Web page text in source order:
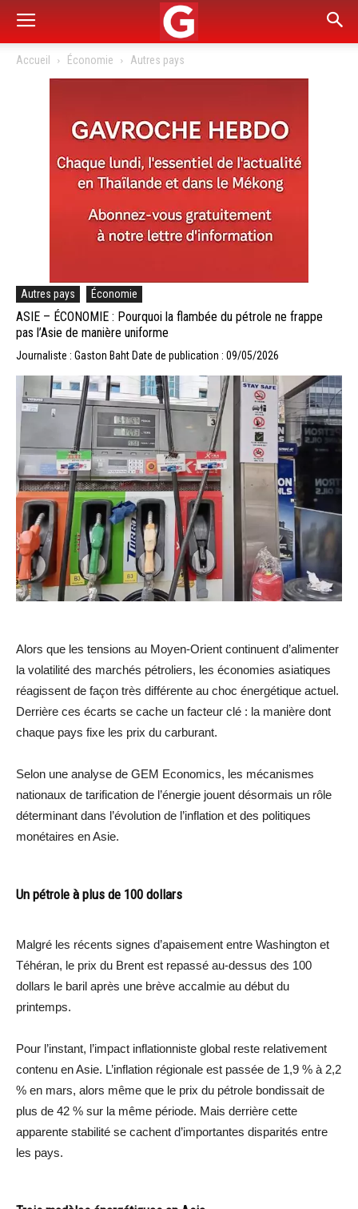
Accueil Économie Autres pays
Autres pays Économie
ASIE – ÉCONOMIE : Pourquoi la flambée du pétrole ne frappe
pas l’Asie de manière uniforme
Journaliste : Gaston Baht Date de publication : 09/05/2026
Alors que les tensions au Moyen-Orient continuent d’alimenter
la volatilité des marchés pétroliers, les économies asiatiques
réagissent de façon très différente au choc énergétique actuel.
Derrière ces écarts se cache un facteur clé : la manière dont
chaque pays fixe les prix du carburant.
Selon une analyse de GEM Economics, les mécanismes
nationaux de tarification de l’énergie jouent désormais un rôle
déterminant dans l’évolution de l’inflation et des politiques
monétaires en Asie.
Un pétrole à plus de 100 dollars
Malgré les récents signes d’apaisement entre Washington et
Téhéran, le prix du Brent est repassé au-dessus des 100
dollars le baril après une brève accalmie au début du
printemps.
Pour l’instant, l’impact inflationniste global reste relativement
contenu en Asie. L’inflation régionale est passée de 1,9 % à 2,2
% en mars, alors même que le prix du pétrole bondissait de
plus de 42 % sur la même période. Mais derrière cette
apparente stabilité se cachent d’importantes disparités entre
les pays.